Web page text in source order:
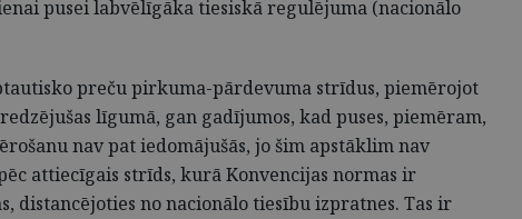
pusei labvēlīgāka tiesiskā regulējuma (nacionālo
preču pirkuma-pārdevuma strīdus, piemērojot
līgumā, gan gadījumos, kad puses, piemēram,
nav pat iedomājušās, jo šim apstāklim nav
attiecīgais strīds, kurā Konvencijas normas ir
distancējoties no nacionālo tiesību izpratnes. Tas ir